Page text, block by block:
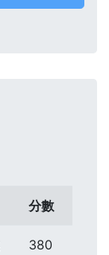
分數
380